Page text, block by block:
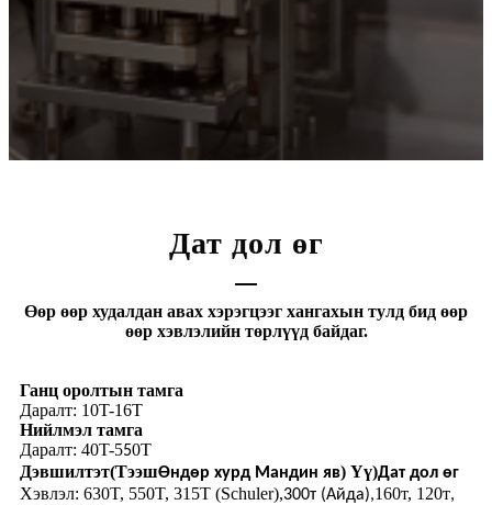
Дат дол өг
Өөр өөр худалдан авах хэрэгцээг хангахын тулд бид өөр
өөр хэвлэлийн төрлүүд байдаг.
Ганц оролтын тамга
Даралт: 10T-16T
Нийлмэл тамга
Даралт: 40T-550T
Дэвшилтэт(ТээшӨндөр хурд Мандин яв) Үү)Дат дол өг
Хэвлэл: 630T, 550T, 315T (Schuler),300т (Айда),160т, 120т,